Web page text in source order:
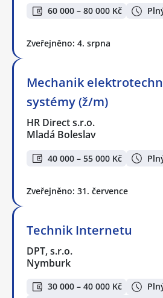
60 000 – 80 000 Kč
Zveřejněno: 4. srpna
Mechanik
systémy (ž/m)
HR Direct s.r.o.
Mladá Boleslav
40 000 – 55 000 Kč
Zveřejněno: 31. července
Technik Internetu
DPT, s.r.o.
Nymburk
30 000 – 40 000 Kč